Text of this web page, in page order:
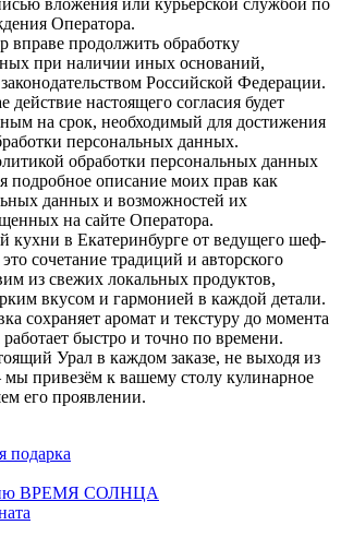
Оператора.
вправе продолжить обработку
при наличии иных оснований,
Российской Федерации.
действие настоящего согласия будет
на срок, необходимый для достижения
персональных данных.
обработки персональных данных
подробное описание моих прав как
данных и возможностей их
на сайте Оператора.
кухни в Екатеринбурге от ведущего шеф-
сочетание традиций и авторского
из свежих локальных продуктов,
вкусом и гармонией в каждой детали.
сохраняет аромат и текстуру до момента
работает быстро и точно по времени.
Урал в каждом заказе, не выходя из
привезём к вашему столу кулинарное
его проявлении.
подарка
ВРЕМЯ СОЛНЦА